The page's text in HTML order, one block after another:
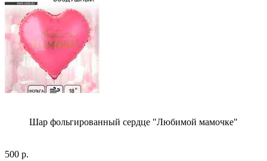
Шар фольгированный сердце "Любимой мамочке"
500 р.